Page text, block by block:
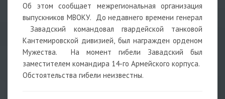
Об этом сообщает межрегиональная организация
выпускников МВОКУ. До недавнего времени генерал
Завадский командовал гвардейской танковой
Кантемировской дивизией, был награжден орденом
Мужества. На момент гибели Завадский был
заместителем командира 14-го Армейского корпуса.
Обстоятельства гибели неизвестны.